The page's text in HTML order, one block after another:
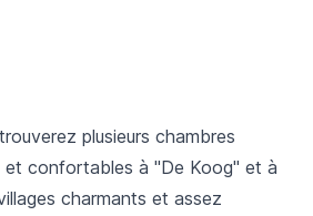
plusieurs chambres
confortables à "De Koog" et à
charmants et assez